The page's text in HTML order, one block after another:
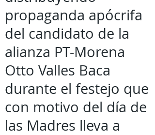
propaganda apócrifa
del candidato de la
alianza PT-Morena
Otto Valles Baca
durante el festejo que
con motivo del día de
las Madres lleva a